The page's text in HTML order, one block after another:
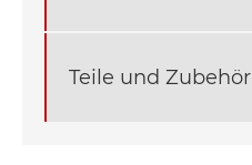
Teile und Zubehör